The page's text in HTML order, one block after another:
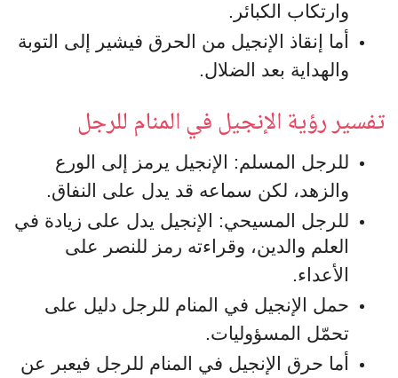
وارتكاب الكبائر.
أما إنقاذ الإنجيل من الحرق فيشير إلى التوبة
والهداية بعد الضلال.
تفسير رؤية الإنجيل في المنام للرجل
للرجل المسلم: الإنجيل يرمز إلى الورع
والزهد، لكن سماعه قد يدل على النفاق.
للرجل المسيحي: الإنجيل يدل على زيادة في
العلم والدين، وقراءته رمز للنصر على
الأعداء.
حمل الإنجيل في المنام للرجل دليل على
تحمّل المسؤوليات.
أما حرق الإنجيل في المنام للرجل فيعبر عن